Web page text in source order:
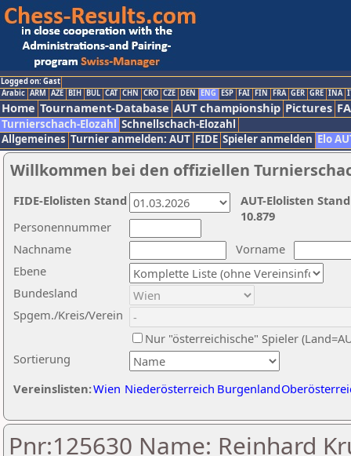
Logged on: Gast
Arabic ARM AZE BIH BUL CAT CHN CRO CZE DEN ENG ESP FAI FIN FRA GER GRE INA
Home Tournament-Database AUT championship Pictures
Turnierschach-Elozahl Schnellschach-Elozahl
Allgemeines Turnier anmelden: AUT FIDE Spieler anmelden Elo
Willkommen bei den offiziellen
Nachname
Vorname
Ebene
Sortierung
Personennummer
Bundesland
Spgem./Kreis/Verein
Nur "österreichische" Spieler
Vereinslisten:Wien Niederösterreich Burgenland
AUT-Elolisten
10.879
FIDE-Elolisten Stand
Pnr:125630 Name: Reinhard